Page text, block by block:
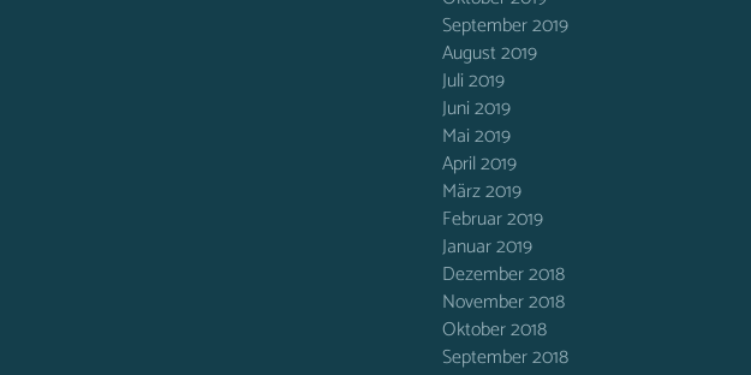
September 2019
August 2019
Juli 2019
Juni 2019
Mai 2019
April 2019
März 2019
Februar 2019
Januar 2019
Dezember 2018
November 2018
Oktober 2018
September 2018